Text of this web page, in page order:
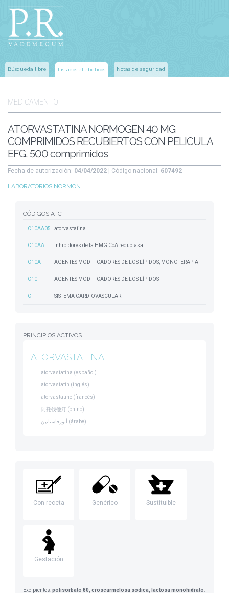
Búsqueda libre Listados alfabéticos Notas de seguridad
MEDICAMENTO
ATORVASTATINA NORMOGEN 40 MG
COMPRIMIDOS RECUBIERTOS CON PELICULA
EFG, 500 comprimidos
Fecha de autorización: 04/04/2022 | Código nacional: 607492
LABORATORIOS NORMON
CÓDIGOS ATC
C10AA05 atorvastatina
C10AA Inhibidores de la HMG CoA reductasa
C10A AGENTES MODIFICADORES DE LOS LÍPIDOS, MONOTERAPIA
C10 AGENTES MODIFICADORES DE LOS LÍPIDOS
C SISTEMA CARDIOVASCULAR
PRINCIPIOS ACTIVOS
ATORVASTATINA
atorvastatina (español)
atorvastatin (inglés)
atorvastatine (francés)
阿托伐他汀 (chino)
أتورفاستاتين (árabe)
Con receta Genérico Sustituible
Gestación
Excipientes:polisorbato 80, croscarmelosa sodica, lactosa monohidrato